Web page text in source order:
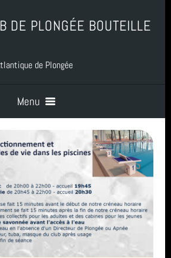
DE PLONGÉE BOUTEILLE
de Plongée
Menu
Accueil
Baptême, Billetterie et Adhésion